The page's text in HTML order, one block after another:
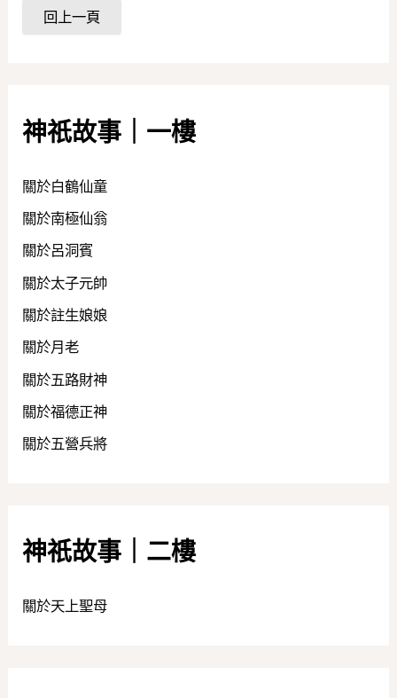
神祇故事｜一樓
關於白鶴仙童
關於南極仙翁
關於呂洞賓
關於太子元帥
關於註生娘娘
關於月老
關於五路財神
關於福德正神
關於五營兵將
神祇故事｜二樓
關於天上聖母